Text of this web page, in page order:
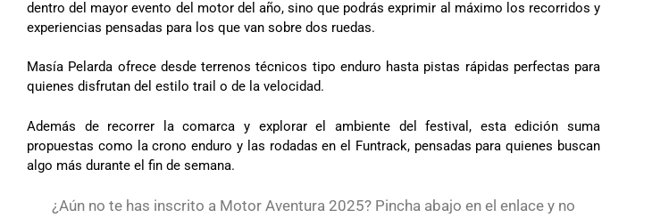
dentro del mayor evento del motor del año, sino que podrás exprimir al máximo los recorridos y
experiencias pensadas para los que van sobre dos ruedas.
Masía Pelarda ofrece desde terrenos técnicos tipo enduro hasta pistas rápidas perfectas para
quienes disfrutan del estilo trail o de la velocidad.
Además de recorrer la comarca y explorar el ambiente del festival, esta edición suma
propuestas como la crono enduro y las rodadas en el Funtrack, pensadas para quienes buscan
algo más durante el fin de semana.
¿Aún no te has inscrito a Motor Aventura 2025? Pincha abajo en el enlace y no